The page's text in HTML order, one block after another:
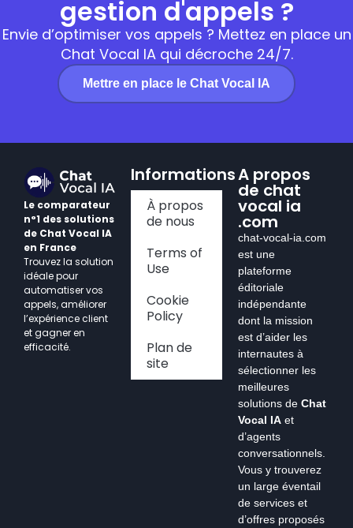
gestion d'appels ?
Envie d’optimiser vos appels ? Mettez en place un
Chat Vocal IA qui décroche 24/7.
Mettre en place le Chat Vocal IA
Le comparateur
n°1 des solutions
de Chat Vocal IA
en France
Trouvez la solution
idéale pour
automatiser vos
appels, améliorer
l’expérience client
et gagner en
efficacité.
Informations
À propos
de nous
Terms of
Use
Cookie
Policy
Plan de
site
A propos
de chat
vocal ia
.com
chat-vocal-ia.com
est une
plateforme
éditoriale
indépendante
dont la mission
est d’aider les
internautes à
sélectionner les
meilleures
solutions de Chat
Vocal IA et
d’agents
conversationnels.
Vous y trouverez
un large éventail
de services et
d’offres proposés